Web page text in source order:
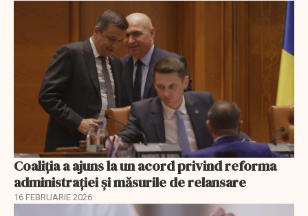
Coaliția a ajuns la un acord privind reforma
administrației și măsurile de relansare
16 FEBRUARIE 2026